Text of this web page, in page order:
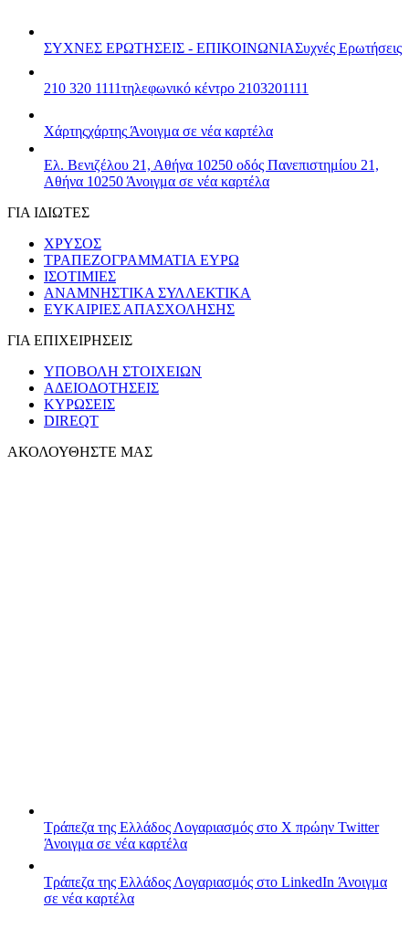
ΣΥΧΝΕΣ ΕΡΩΤΗΣΕΙΣ - ΕΠΙΚΟΙΝΩΝΙΑΣυχνές Ερωτήσεις
210 320 1111τηλεφωνικό κέντρο 2103201111
Χάρτηςχάρτης Άνοιγμα σε νέα καρτέλα
Ελ. Βενιζέλου 21, Αθήνα 10250 οδός Πανεπιστημίου 21,
Αθήνα 10250 Άνοιγμα σε νέα καρτέλα
ΓΙΑ ΙΔΙΩΤΕΣ
ΧΡΥΣΟΣ
ΤΡΑΠΕΖΟΓΡΑΜΜΑΤΙΑ ΕΥΡΩ
ΙΣΟΤΙΜΙΕΣ
ΑΝΑΜΝΗΣΤΙΚΑ ΣΥΛΛΕΚΤΙΚΑ
ΕΥΚΑΙΡΙΕΣ ΑΠΑΣΧΟΛΗΣΗΣ
ΓΙΑ ΕΠΙΧΕΙΡΗΣΕΙΣ
ΥΠΟΒΟΛΗ ΣΤΟΙΧΕΙΩΝ
ΑΔΕΙΟΔΟΤΗΣΕΙΣ
ΚΥΡΩΣΕΙΣ
DIREQT
ΑΚΟΛΟΥΘΗΣΤΕ ΜΑΣ
Τράπεζα της Ελλάδος Λογαριασμός στο X πρώην Twitter
Άνοιγμα σε νέα καρτέλα
Τράπεζα της Ελλάδος Λογαριασμός στο LinkedIn Άνοιγμα
σε νέα καρτέλα